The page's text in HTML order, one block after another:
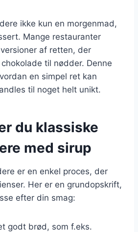
ikke kun en morgenmad,
Mange restauranter
af retten, der
til nødder. Denne
en simpel ret kan
til noget helt unikt.
du klassiske
med sirup
er en enkel proces, der
Her er en grundopskrift,
efter din smag:
godt brød, som f.eks.